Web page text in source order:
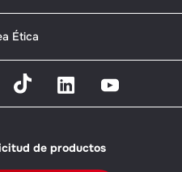
Ética
de productos